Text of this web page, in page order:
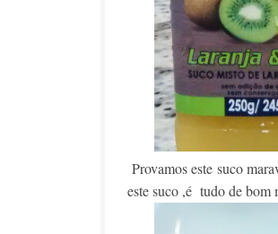
Provamos este suco
este suco ,é tudo de bom